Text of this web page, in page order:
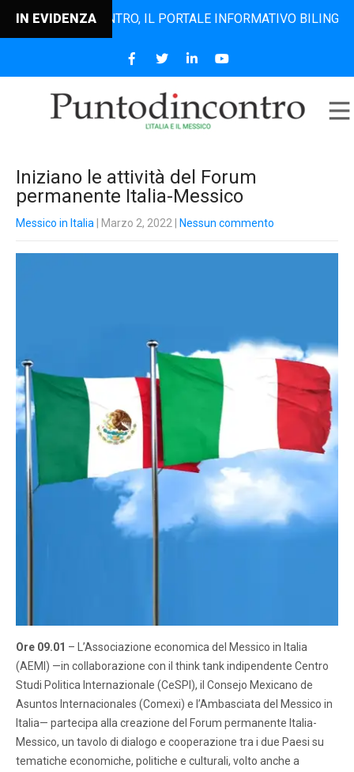
IN EVIDENZA IL PORTALE INFORMATIVO BILINGUE
Iniziano le attività del Forum
permanente Italia-Messico
Messico in Italia | Marzo 2, 2022 Nessun commento
Ore 09.01 – L’Associazione economica del Messico in Italia
(AEMI) —in collaborazione con il think tank indipendente Centro
Studi Politica Internazionale (CeSPI), il Consejo Mexicano de
Asuntos Internacionales (Comexi) e l’Ambasciata del Messico in
Italia— partecipa alla creazione del Forum permanente Italia-
Messico, un tavolo di dialogo e cooperazione tra i due Paesi su
tematiche economiche, politiche e culturali, volto anche a